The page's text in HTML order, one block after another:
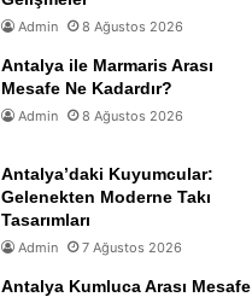
Admin 8 Ağustos 2026
Antalya ile Marmaris Arası
Mesafe Ne Kadardır?
Admin 8 Ağustos 2026
Antalya’daki Kuyumcular:
Gelenekten Moderne Takı
Tasarımları
Admin 7 Ağustos 2026
Antalya Kumluca Arası Mesafe